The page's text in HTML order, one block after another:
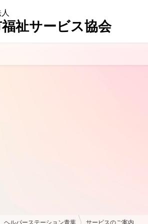
祉サービス協会
ヘルパーステーション青葉 サービスのご案内